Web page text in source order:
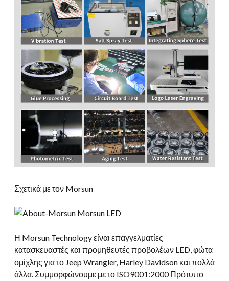
Σχετικά με τον Morsun
Η Morsun Technology είναι επαγγελματίες
κατασκευαστές και προμηθευτές προβολέων LED, φώτα
ομίχλης για το Jeep Wrangler, Harley Davidson και πολλά
άλλα. Συμμορφώνουμε με το ISO9001:2000 Πρότυπο